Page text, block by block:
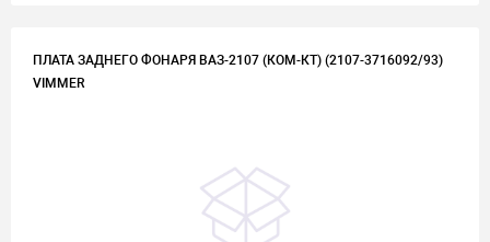
ПЛАТА ЗАДНЕГО ФОНАРЯ ВАЗ-2107 (КОМ-КТ) (2107-3716092/93)
VIMMER